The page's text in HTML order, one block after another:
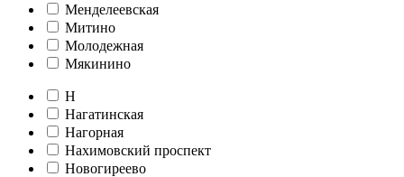
Менделеевская
Митино
Молодежная
Мякинино
Н
Нагатинская
Нагорная
Нахимовский проспект
Новогиреево